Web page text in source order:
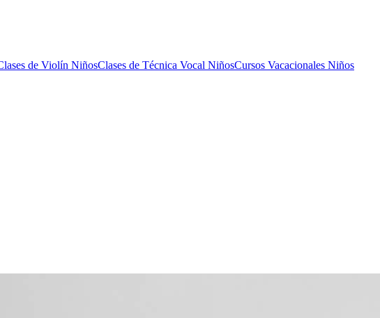
de Violín NiñosClases de Técnica Vocal NiñosCursos Vacacionales Niños